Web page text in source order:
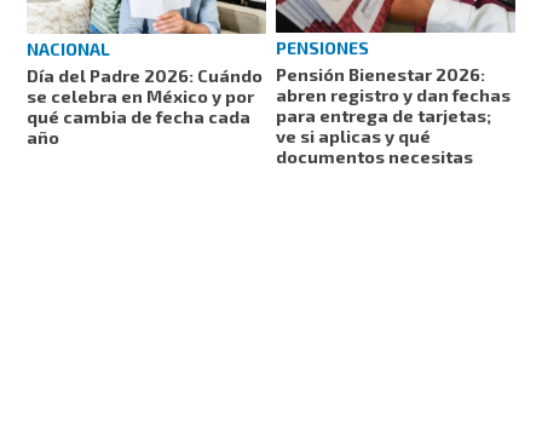
NACIONAL
Día del Padre 2026: Cuándo
se celebra en México y por
qué cambia de fecha cada
año
PENSIONES
Pensión Bienestar 2026:
abren registro y dan fechas
para entrega de tarjetas;
ve si aplicas y qué
documentos necesitas